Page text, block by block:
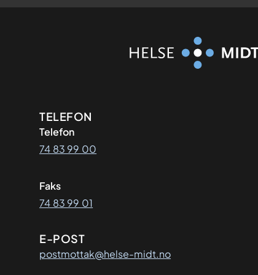
Kontaktinformasjon
TELEFON
Telefon
74 83 99 00
Faks
74 83 99 01
E-POST
postmottak@helse-midt.no